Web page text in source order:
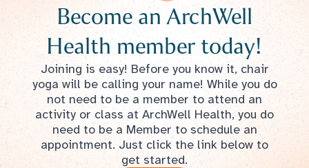
Become an ArchWell
Health member today!
Joining is easy! Before you know it, chair
yoga will be calling your name! While you do
not need to be a member to attend an
activity or class at ArchWell Health, you do
need to be a Member to schedule an
appointment. Just click the link below to
get started.